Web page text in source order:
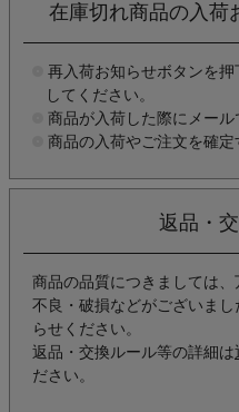
在庫切れ商品の入荷
再入荷お知らせボタンを
してください。
商品が入荷した際にメール
商品の入荷やご注文を確定
返品・
商品の品質につきましては
不良・破損などがございま
らせください。
返品・交換ルール等の詳細は
ださい。